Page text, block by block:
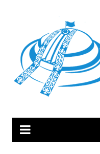
содержимому